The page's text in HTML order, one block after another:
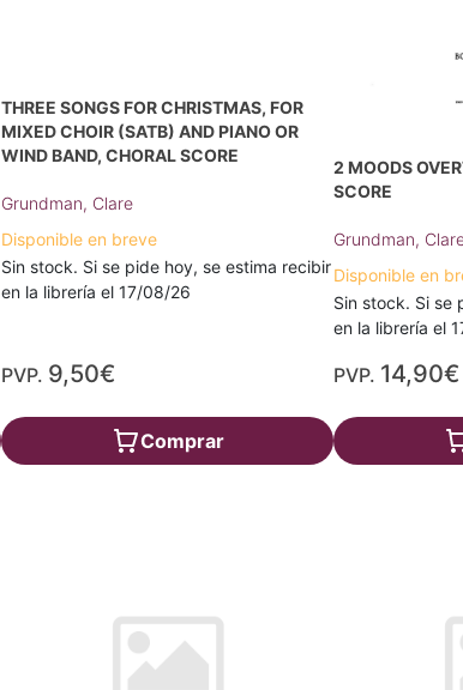
THREE SONGS FOR CHRISTMAS, FOR
MIXED CHOIR (SATB) AND PIANO OR
WIND BAND, CHORAL SCORE
Grundman, Clare
Disponible en breve
Sin stock. Si se pide hoy, se estima recibir
en la librería el 17/08/26
PVP. 9,50€
Comprar
2 MOODS
SCORE
Grundman,
Disponible en
Sin stock. Si se
en la librería el
PVP. 14,90€